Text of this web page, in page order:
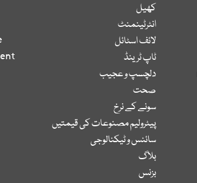
کھیل
انٹرٹینمنٹ
لائف اسٹائل
ٹاپ ٹرینڈ
دلچسپ و عجیب
صحت
سونے کے نرخ
پیٹرولیم مصنوعات کی قیمتیں
سائنس و ٹیکنالوجی
بلاگ
بزنس